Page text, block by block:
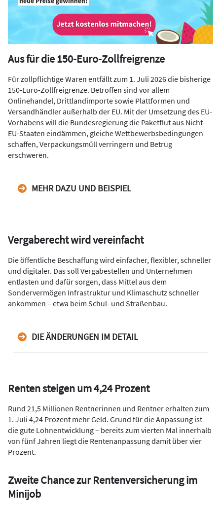
Aus für die 150-Euro-Zollfreigrenze
Für zollpflichtige Waren entfällt zum 1. Juli 2026 die bisherige
150-Euro-Zollfreigrenze. Betroffen sind vor allem
Onlinehandel, Drittlandimporte sowie Plattformen und
Versandhändler außerhalb der EU. Mit der Umsetzung des EU-
Vorhabens will die Bundesregierung die Paketflut aus Nicht-
EU-Staaten eindämmen, gleiche Wettbewerbsbedingungen
schaffen, Verpackungsmüll verringern und Betrug
erschweren.
MEHR DAZU UND BEISPIEL
Vergaberecht wird vereinfacht
Die öffentliche Beschaffung wird einfacher, flexibler, schneller
und digitaler. Das soll Vergabestellen und Unternehmen
entlasten und dafür sorgen, dass Mittel aus dem
Sondervermögen Infrastruktur und Klimaschutz schneller
ankommen – etwa beim Schul- und Straßenbau.
DIE ÄNDERUNGEN IM DETAIL
Renten steigen um 4,24 Prozent
Rund 21,5 Millionen Rentnerinnen und Rentner erhalten zum
1. Juli 4,24 Prozent mehr Geld. Grund für die Anpassung ist
die gute Lohnentwicklung – bereits zum vierten Mal innerhalb
von fünf Jahren liegt die Rentenanpassung damit über vier
Prozent.
Zweite Chance zur Rentenversicherung im
Minijob